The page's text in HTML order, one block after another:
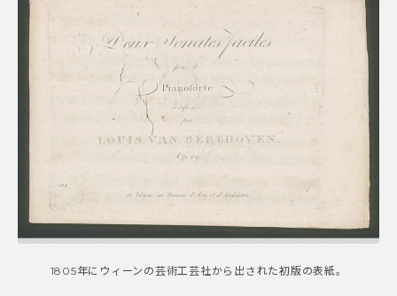
1805年にウィーンの芸術工芸社から出された初版の表紙。